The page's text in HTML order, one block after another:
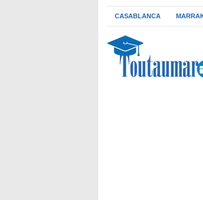
CASABLANCA